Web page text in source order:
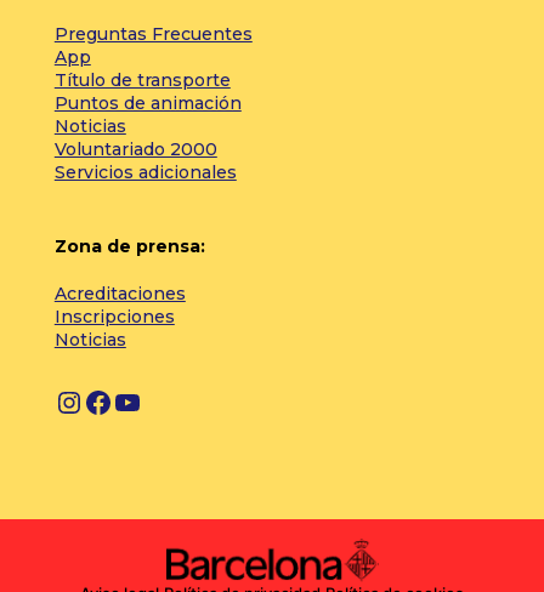
Preguntas Frecuentes
App
Título de transporte
Puntos de animación
Noticias
Voluntariado 2000
Servicios adicionales
Zona de prensa:
Acreditaciones
Inscripciones
Noticias
I
t
F
e
Y
T